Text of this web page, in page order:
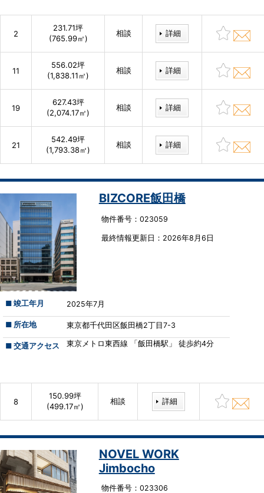
2
231.71坪
(765.99㎡)
相談 詳細
11
556.02坪
(1,838.11㎡)
相談 詳細
19
627.43坪
(2,074.17㎡)
相談 詳細
21
542.49坪
(1,793.38㎡)
相談 詳細
BIZCORE飯田橋
物件番号：023059
最終情報更新⽇：2026年8月6日
■ 竣工年月 2025年7月
■ 所在地 東京都千代田区飯田橋2丁目7-3
■ 交通アクセス 東京メトロ東西線 「飯田橋駅」 徒歩約4分
8
150.99坪
(499.17㎡)
相談 詳細
NOVEL WORK
Jimbocho
物件番号：023306